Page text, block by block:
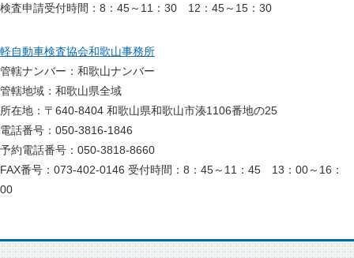
検査申請受付時間：8：45～11：30 12：45～15：30
軽自動車検査協会和歌山事務所
管轄ナンバー：和歌山ナンバー
管轄地域：和歌山県全域
所在地：〒640-8404 和歌山県和歌山市湊1106番地の25
電話番号：050-3816-1846
予約電話番号：050-3818-8660
FAX番号：073-402-0146 受付時間：8：45～11：45 13：00～16：
00